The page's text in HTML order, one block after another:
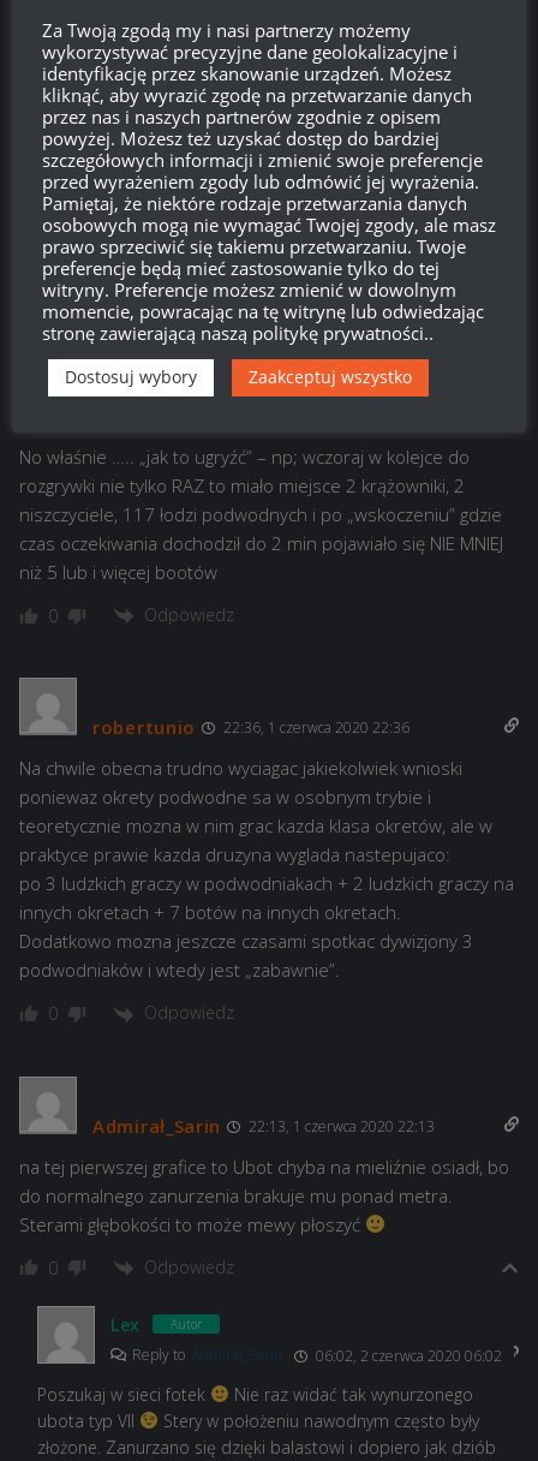
Reply toJurodiwiec 13:10, 4 czerwca 2020 13:10
mi najlepiej się gra Jankesem
0 Odpowiedz
Anonimowo
Reply to Lex 12:33, 13 czerwca 2020 12:33
Wolę japońskie niszczyciele pancerniki to mięso do bicia
0 Odpowiedz
No właśnie ….. „jak to ugryźć” – np; wczoraj w kolejce do
rozgrywki nie tylko RAZ to miało miejsce 2 krążowniki, 2
niszczyciele, 117 łodzi podwodnych i po „wskoczeniu” gdzie
czas oczekiwania dochodził do 2 min pojawiało się NIE MNIEJ
niż 5 lub i więcej bootów
0 Odpowiedz
robertunio 22:36, 1 czerwca 2020 22:36
Na chwile obecna trudno wyciagac jakiekolwiek wnioski
poniewaz okrety podwodne sa w osobnym trybie i
teoretycznie mozna w nim grac kazda klasa okretów, ale w
praktyce prawie kazda druzyna wyglada nastepujaco:
po 3 ludzkich graczy w podwodniakach + 2 ludzkich graczy na
innych okretach + 7 botów na innych okretach.
Dodatkowo mozna jeszcze czasami spotkac dywizjony 3
podwodniaków i wtedy jest „zabawnie”.
0 Odpowiedz
Admirał_Sarin 22:13, 1 czerwca 2020 22:13
na tej pierwszej grafice to Ubot chyba na mieliźnie osiadł, bo
do normalnego zanurzenia brakuje mu ponad metra.
Sterami głębokości to może mewy płoszyć
0 Odpowiedz
Lex Autor
Reply to Admirał_Sarin 06:02, 2 czerwca 2020 06:02
Poszukaj w sieci fotek
Nie raz widać tak wynurzonego
ubota typ VII
Stery w położeniu nawodnym często były
złożone. Zanurzano się dzięki balastowi i dopiero jak dziób
Za Twoją zgodą my i nasi partnerzy możemy
wykorzystywać precyzyjne dane geolokalizacyjne i
identyfikację przez skanowanie urządzeń. Możesz
kliknąć, aby wyrazić zgodę na przetwarzanie danych
przez nas i naszych partnerów zgodnie z opisem
powyżej. Możesz też uzyskać dostęp do bardziej
szczegółowych informacji i zmienić swoje preferencje
przed wyrażeniem zgody lub odmówić jej wyrażenia.
Pamiętaj, że niektóre rodzaje przetwarzania danych
osobowych mogą nie wymagać Twojej zgody, ale masz
prawo sprzeciwić się takiemu przetwarzaniu. Twoje
preferencje będą mieć zastosowanie tylko do tej
witryny. Preferencje możesz zmienić w dowolnym
momencie, powracając na tę witrynę lub odwiedzając
stronę zawierającą naszą politykę prywatności..
Dostosuj wybory Zaakceptuj wszystko